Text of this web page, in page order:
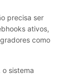
precisa ser
ativos,
como
o sistema